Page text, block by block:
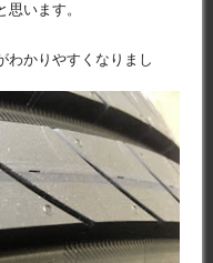
います。
わかりやすくなりまし